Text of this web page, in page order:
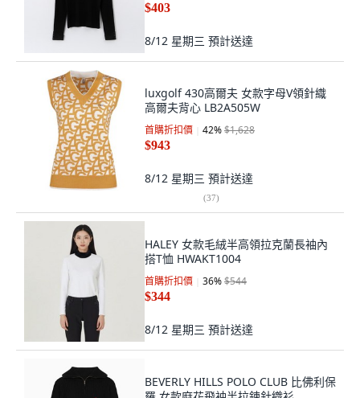
$403
8/12 星期三 預計送達
luxgolf 430高爾夫 女款字母V領針織
高爾夫背心 LB2A505W
首購折扣價 42%$1,628
$943
8/12 星期三 預計送達
(37)
HALEY 女款毛絨半高領拉克蘭長袖內
搭T恤 HWAKT1004
首購折扣價 36%$544
$344
8/12 星期三 預計送達
BEVERLY HILLS POLO CLUB 比佛利保